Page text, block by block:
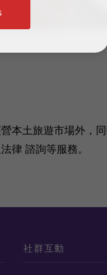
本土旅遊市場外，同
律 諮詢等服務。
社群互動